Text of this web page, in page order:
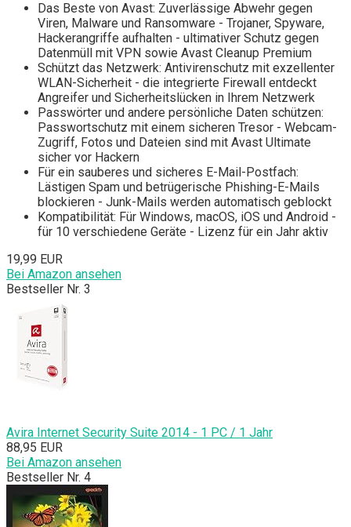
Das Beste von Avast: Zuverlässige Abwehr gegen
Viren, Malware und Ransomware - Trojaner, Spyware,
Hackerangriffe aufhalten - ultimativer Schutz gegen
Datenmüll mit VPN sowie Avast Cleanup Premium
Schützt das Netzwerk: Antivirenschutz mit exzellenter
WLAN-Sicherheit - die integrierte Firewall entdeckt
Angreifer und Sicherheitslücken in Ihrem Netzwerk
Passwörter und andere persönliche Daten schützen:
Passwortschutz mit einem sicheren Tresor - Webcam-
Zugriff, Fotos und Dateien sind mit Avast Ultimate
sicher vor Hackern
Für ein sauberes und sicheres E-Mail-Postfach:
Lästigen Spam und betrügerische Phishing-E-Mails
blockieren - Junk-Mails werden automatisch geblockt
Kompatibilität: Für Windows, macOS, iOS und Android -
für 10 verschiedene Geräte - Lizenz für ein Jahr aktiv
19,99 EUR
Bei Amazon ansehen
Bestseller Nr. 3
Avira Internet Security Suite 2014 - 1 PC / 1 Jahr
88,95 EUR
Bei Amazon ansehen
Bestseller Nr. 4